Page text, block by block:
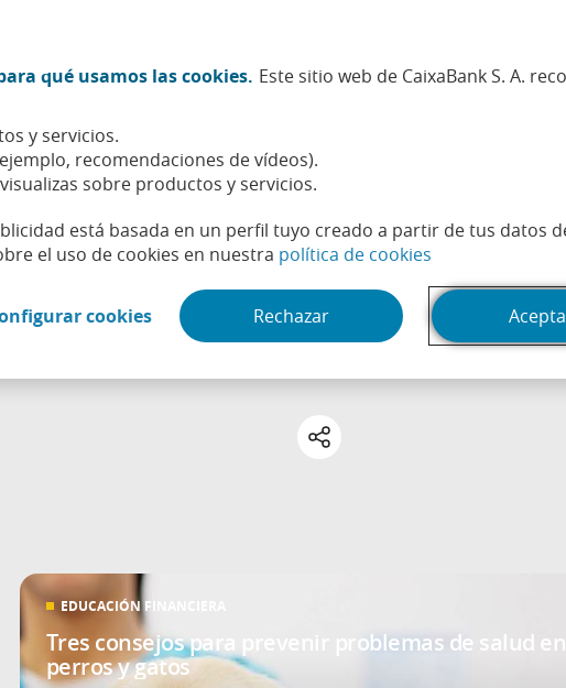
qué usamos las cookies. Este sitio web de CaixaBank S. A.
y servicios.
recomendaciones de vídeos).
sobre productos y servicios.
está basada en un perfil tuyo creado a partir de tus datos
el uso de cookies en nuestra política de cookies
cookies(Abrir en ventana nueva)
Rechazar
APRENDER
Salud financiera
EDUCACIÓN FINANCIERA
Tres consejos para prevenir problemas de salud en
perros y gatos